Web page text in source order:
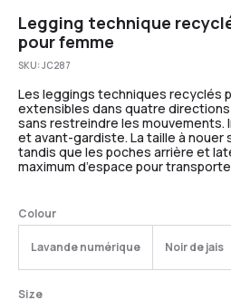
Legging technique
pour femme
SKU:JC287
Les leggings techniques recyclés
extensibles dans quatre
sans restreindre les mouvements.
et avant-gardiste. La taille à nouer
tandis que les poches arrière et
maximum d’espace pour
Colour
Lavande numérique Noir de jais
Size